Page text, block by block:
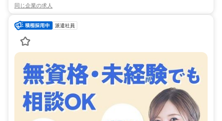
同じ企業の求人
派遣社員